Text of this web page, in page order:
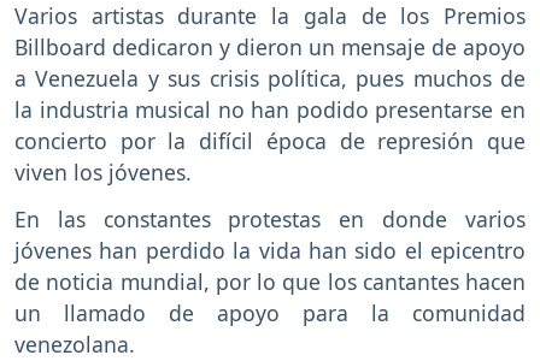
Varios artistas durante la gala de los Premios
Billboard dedicaron y dieron un mensaje de apoyo
a Venezuela y sus crisis política, pues muchos de
la industria musical no han podido presentarse en
concierto por la difícil época de represión que
viven los jóvenes.
En las constantes protestas en donde varios
jóvenes han perdido la vida han sido el epicentro
de noticia mundial, por lo que los cantantes hacen
un llamado de apoyo para la comunidad
venezolana.